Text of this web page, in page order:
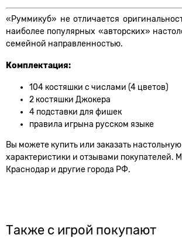
«Руммикуб» не отличается
наиболее популярных «авторских»
семейной направленностью.
Комплектация:
104 костяшки с числами (4 цветов)
2 костяшки Джокера
4 подставки для фишек
правила игрына русском языке
Вы можете купить или заказать
характеристики и отзывами покупателей.
Краснодар и другие города РФ.
Также с игрой покупают